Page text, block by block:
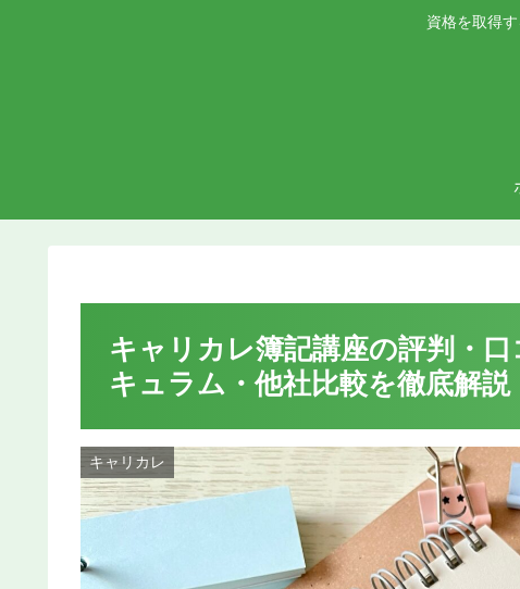
資格を取得
キャリカレ簿記講座の評判・
キュラム・他社比較を徹底解説
キャリカレ